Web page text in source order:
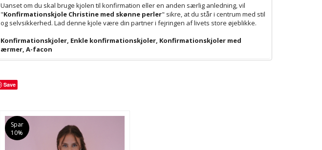
Uanset om du skal bruge kjolen til konfirmation eller en anden særlig anledning, vil
"Konfirmationskjole Christine med skønne perler" sikre, at du står i centrum med stil
og selvsikkerhed. Lad denne kjole være din partner i fejringen af livets store øjeblikke.
Konfirmationskjoler, Enkle konfirmationskjoler, Konfirmationskjoler med
ærmer, A-facon
Save
Spar
10%